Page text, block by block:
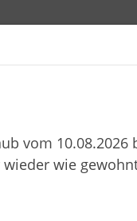
Kontakt
vom 10.08.2026
wieder wie